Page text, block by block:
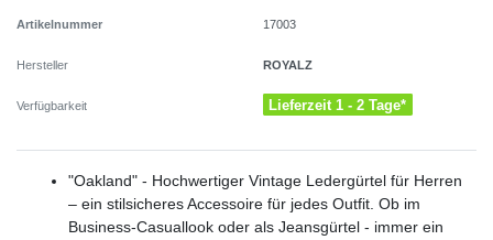
Artikelnummer 17003
Hersteller ROYALZ
Verfügbarkeit Lieferzeit 1 - 2 Tage*
"Oakland" - Hochwertiger Vintage Ledergürtel für Herren
– ein stilsicheres Accessoire für jedes Outfit. Ob im
Business-Casuallook oder als Jeansgürtel - immer ein